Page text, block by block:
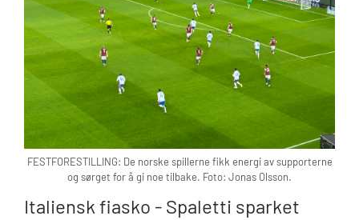
FESTFORESTILLING: De norske spillerne fikk energi av supporterne
og sørget for å gi noe tilbake. Foto: Jonas Olsson.
Italiensk fiasko - Spaletti sparket